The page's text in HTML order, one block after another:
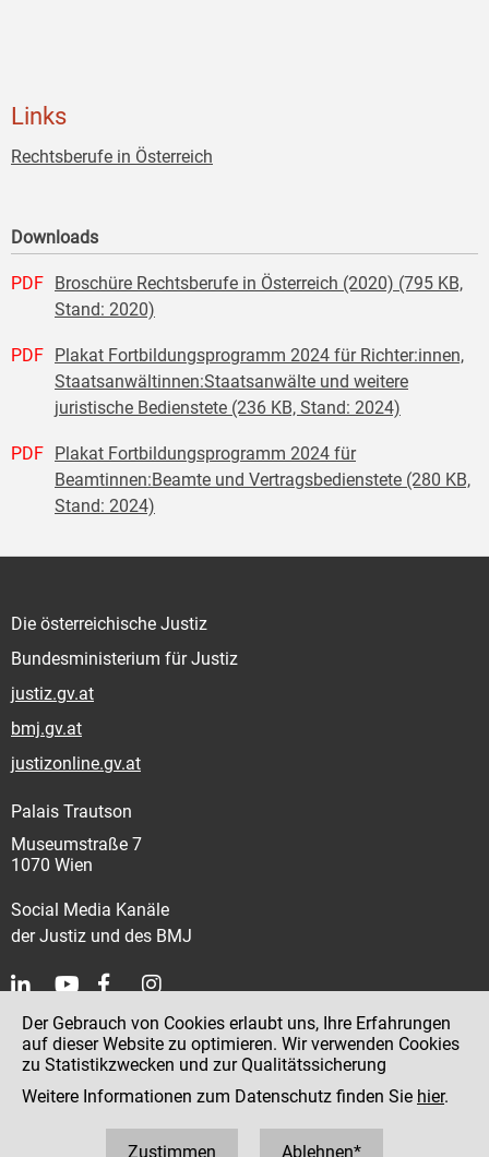
Links
Rechtsberufe in Österreich
Downloads
PDF Broschüre Rechtsberufe in Österreich (2020) (795 KB,
Stand: 2020)
PDF Plakat Fortbildungsprogramm 2024 für Richter:innen,
Staatsanwältinnen:Staatsanwälte und weitere
juristische Bedienstete (236 KB, Stand: 2024)
PDF Plakat Fortbildungsprogramm 2024 für
Beamtinnen:Beamte und Vertragsbedienstete (280 KB,
Stand: 2024)
Die österreichische Justiz
Bundesministerium für Justiz
justiz.gv.at
bmj.gv.at
justizonline.gv.at
Palais Trautson
Museumstraße 7
1070 Wien
Social Media Kanäle
der Justiz und des BMJ
Kontakt
Impressum
Datenschutz
Der Gebrauch von Cookies erlaubt uns, Ihre Erfahrungen
auf dieser Website zu optimieren. Wir verwenden Cookies
zu Statistikzwecken und zur Qualitätssicherung
Weitere Informationen zum Datenschutz finden Sie hier.
Zustimmen Ablehnen*